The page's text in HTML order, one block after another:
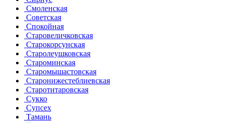
Смоленская
Советская
Спокойная
Старовеличковская
Старокорсунская
Старолеушковская
Староминская
Старомышастовская
Старонижестеблиевская
Старотитаровская
Сукко
Супсех
Тамань